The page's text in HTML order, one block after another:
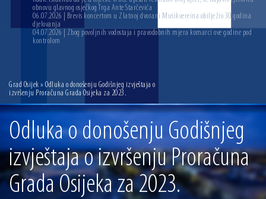
obnovu glavnog osječkog Trga Ante Starčevića
06.07.2026 | Brevis koncertom u Zlatnoj dvorani Musikvereina obilježio 30 godina
djelovanja
04.07.2026 | Zbog povoljnih vodostaja i pravodobnih mjera komarci ove godine pod
kontrolom
Grad Osijek » Odluka o donošenju Godišnjeg izvještaja o
izvršenju Proračuna Grada Osijeka za 2023.
Odluka o donošenju Godišnjeg
izvještaja o izvršenju Proračuna
Grada Osijeka za 2023.